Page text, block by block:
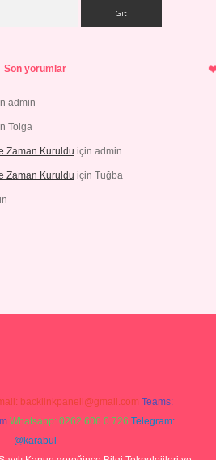
Son yorumlar
admin
Tolga
Zaman Kuruldu için admin
Zaman Kuruldu için Tuğba
backlinkpaneli@gmail.com Teams:
Whatsapp: 0262 606 0 726 Telegram:
@karabul